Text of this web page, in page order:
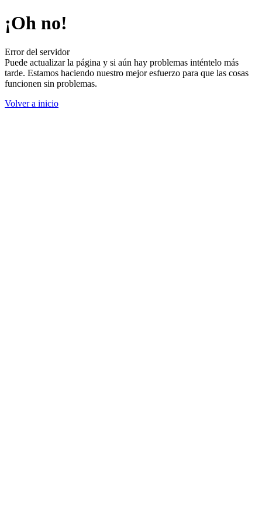
¡Oh no!
Error del servidor
Puede actualizar la página y si aún hay problemas inténtelo más
tarde. Estamos haciendo nuestro mejor esfuerzo para que las cosas
funcionen sin problemas.
Volver a inicio